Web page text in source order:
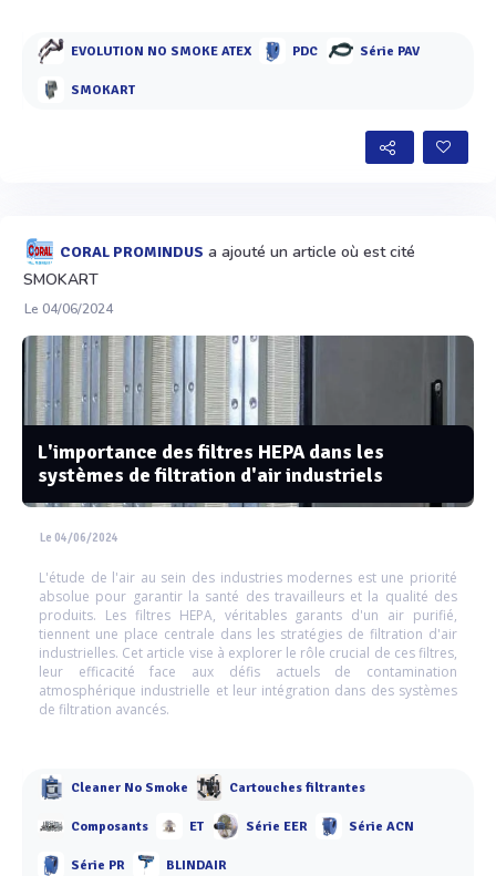
EVOLUTION NO SMOKE ATEX PDC Série PAV
SMOKART
CORAL PROMINDUS a ajouté un article où est cité
SMOKART
Le 04/06/2024
L'importance des filtres HEPA dans les
systèmes de filtration d'air industriels
Le 04/06/2024
L'étude de l'air au sein des industries modernes est une priorité
absolue pour garantir la santé des travailleurs et la qualité des
produits. Les filtres HEPA, véritables garants d'un air purifié,
tiennent une place centrale dans les stratégies de filtration d'air
industrielles. Cet article vise à explorer le rôle crucial de ces filtres,
leur efficacité face aux défis actuels de contamination
atmosphérique industrielle et leur intégration dans des systèmes
de filtration avancés.
Cleaner No Smoke Cartouches filtrantes
Composants ET Série EER Série ACN
Série PR BLINDAIR